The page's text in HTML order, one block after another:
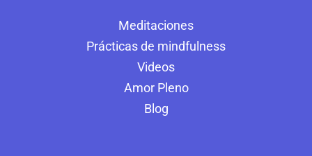
Meditaciones
Prácticas de mindfulness
Videos
Amor Pleno
Blog